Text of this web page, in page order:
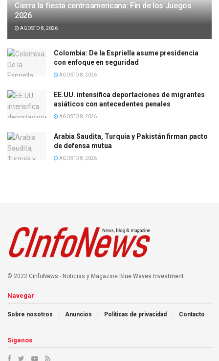
Cierra la fiesta centroamericana: Fin de los Juegos
2026
AGOSTO 8, 2026
Colombia: De la Espriella asume presidencia
con enfoque en seguridad
AGOSTO 8, 2026
EE.UU. intensifica deportaciones de migrantes
asiáticos con antecedentes penales
AGOSTO 8, 2026
Arabia Saudita, Turquía y Pakistán firman pacto
de defensa mutua
AGOSTO 8, 2026
© 2022 CinfoNews - Noticias y Magazine Blue Waves Investment.
Navegar
Sobre nosotros Anuncios Politicas de privacidad Contacto
Siganos